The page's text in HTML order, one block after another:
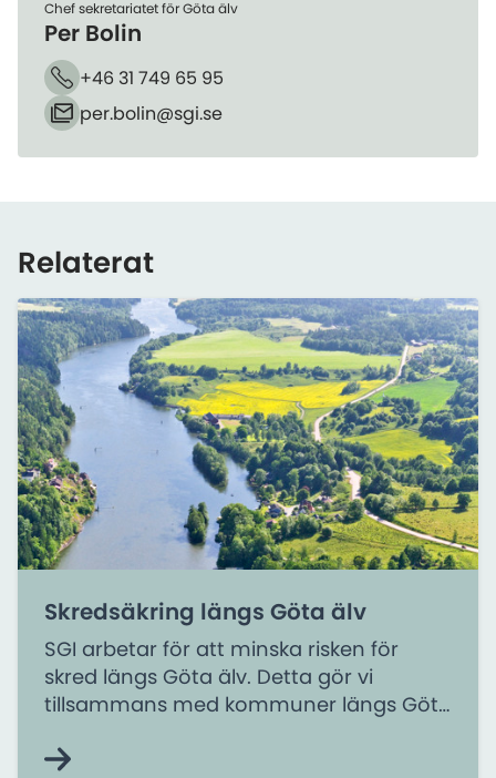
Chef sekretariatet för Göta älv
Per Bolin
Telefon
+46 31 749 65 95
E-post
per.bolin​@sgi.se
Relaterat
Skredsäkring längs Göta älv
SGI arbetar för att minska risken för
skred längs Göta älv. Detta gör vi
tillsammans med kommuner längs Göta
myndigheter.